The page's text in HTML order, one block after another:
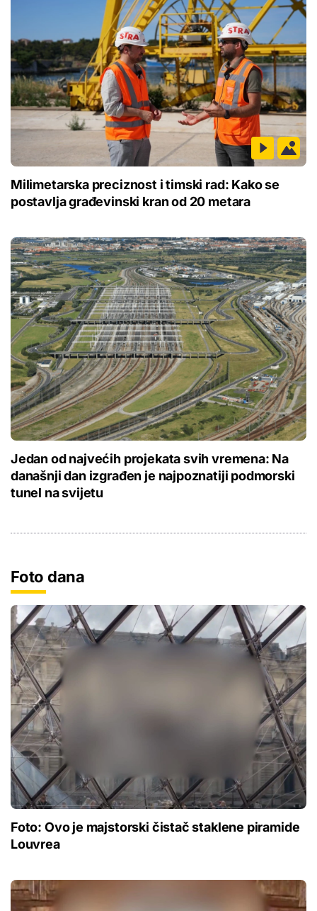
Milimetarska preciznost i timski rad: Kako se
postavlja građevinski kran od 20 metara
Jedan od najvećih projekata svih vremena: Na
današnji dan izgrađen je najpoznatiji podmorski
tunel na svijetu
Foto dana
Foto: Ovo je majstorski čistač staklene piramide
Louvrea